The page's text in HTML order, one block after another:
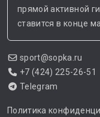
прямой активной
ставится в конце
sport@sopka.ru
+7 (424) 225-26-51
Telegram
Политика